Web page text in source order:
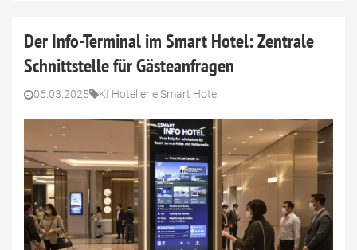
Der Info-Terminal im Smart Hotel: Zentrale
Schnittstelle für Gästeanfragen
06.03.2025 KI Hotellerie Smart Hotel